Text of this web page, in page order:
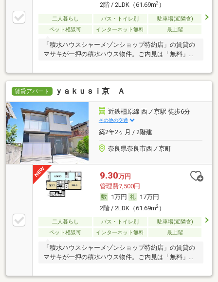
2階 / 2LDK（61.69m2）
二人暮らし バス・トイレ別
駐車場(近隣含)
ペット相談可
インターネット無料 最上階
「積水ハウスシャーメゾンショップ特約店」の賃貸の
マサキが一押の積水ハウス物件。ご内見は「無料」で
賃貸アパート ｙａｋｕｓｉ京 Ａ
近鉄橿原線 西ノ京駅 徒歩6分
その他の交通
築2年2ヶ月 / 2階建
奈良県奈良市西ノ京町
9.30万円
管理費7,500円
1万円
17万円
2階 / 2LDK（61.69m2）
二人暮らし バス・トイレ別
駐車場(近隣含)
ペット相談可
インターネット無料 最上階
「積水ハウスシャーメゾンショップ特約店」の賃貸の
マサキが一押の積水ハウス物件。ご内見は「無料」で